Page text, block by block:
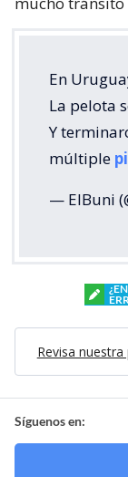
En
La pelota
Y
múltiple
— ElBuni
Revisa
Síguenos en: